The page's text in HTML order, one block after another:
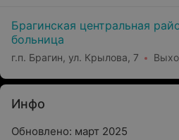
Брагинская центральная
больница
г.п. Брагин, ул. Крылова, 7
Инфо
Обновлено: март 2025